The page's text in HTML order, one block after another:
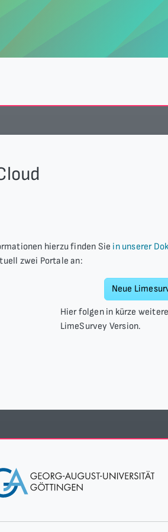
hierzu finden Sie in unserer
zwei Portale an:
Neue
Hier folgen in kürze
LimeSurvey Version.